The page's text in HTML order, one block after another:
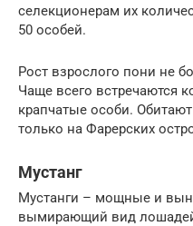
селекционерам их
50 особей.
Рост взрослого пони не
Чаще всего встречаются
крапчатые особи.
только на Фарерских
Мустанг
Мустанги – мощные и
вымирающий вид